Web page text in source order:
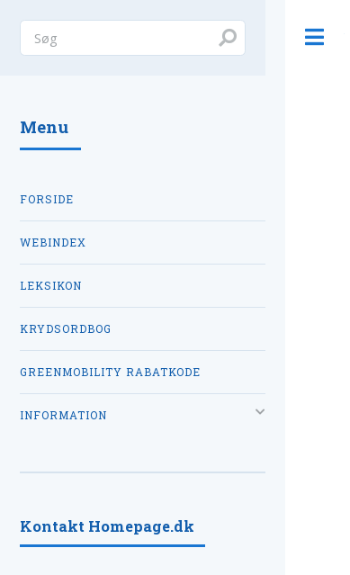
Menu
FORSIDE
WEBINDEX
LEKSIKON
KRYDSORDBOG
GREENMOBILITY RABATKODE
INFORMATION
Kontakt Homepage.dk